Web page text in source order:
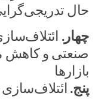
حال
چهار.
صنعتی و کاهش
بازارها
پنج.